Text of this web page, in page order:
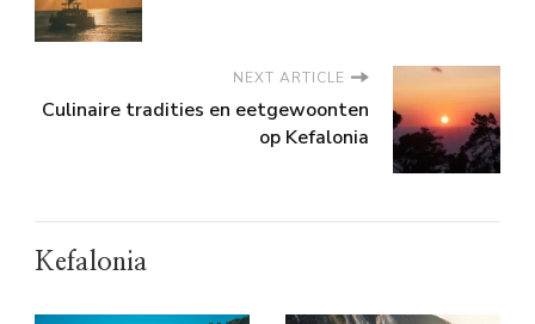
NEXT ARTICLE
Culinaire tradities en eetgewoonten
op Kefalonia
Kefalonia